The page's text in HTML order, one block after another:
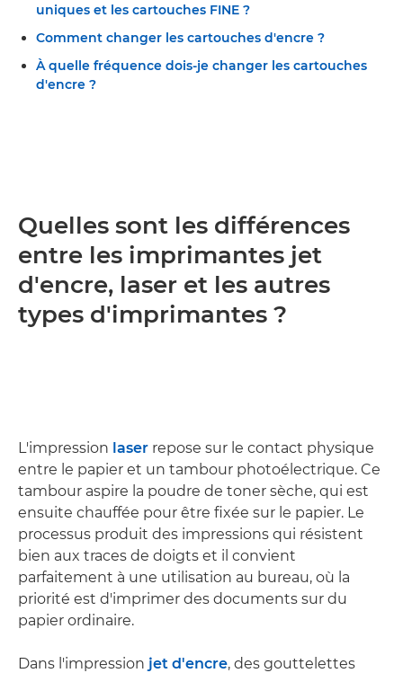
uniques et les cartouches FINE ?
Comment changer les cartouches d'encre ?
À quelle fréquence dois-je changer les cartouches
d'encre ?
Quelles sont les différences
entre les imprimantes jet
d'encre, laser et les autres
types d'imprimantes ?
L'impression laser repose sur le contact physique
entre le papier et un tambour photoélectrique. Ce
tambour aspire la poudre de toner sèche, qui est
ensuite chauffée pour être fixée sur le papier. Le
processus produit des impressions qui résistent
bien aux traces de doigts et il convient
parfaitement à une utilisation au bureau, où la
priorité est d'imprimer des documents sur du
papier ordinaire.
Dans l'impression jet d'encre, des gouttelettes